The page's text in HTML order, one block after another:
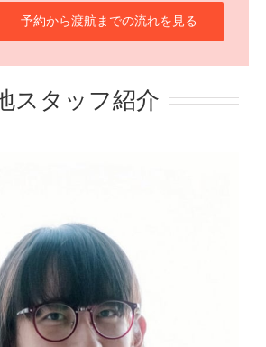
予約から渡航までの流れを見る
スタッフ紹介